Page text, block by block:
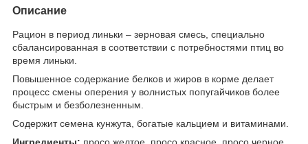
Описание
Рацион в период линьки – зерновая смесь, специально
сбалансированная в соответствии с потребностями птиц во
время линьки.
Повышенное содержание белков и жиров в корме делает
процесс смены оперения у волнистых попугайчиков более
быстрым и безболезненным.
Содержит семена кунжута, богатые кальцием и витаминами.
Ингредиенты: просо желтое, просо красное, просо черное,